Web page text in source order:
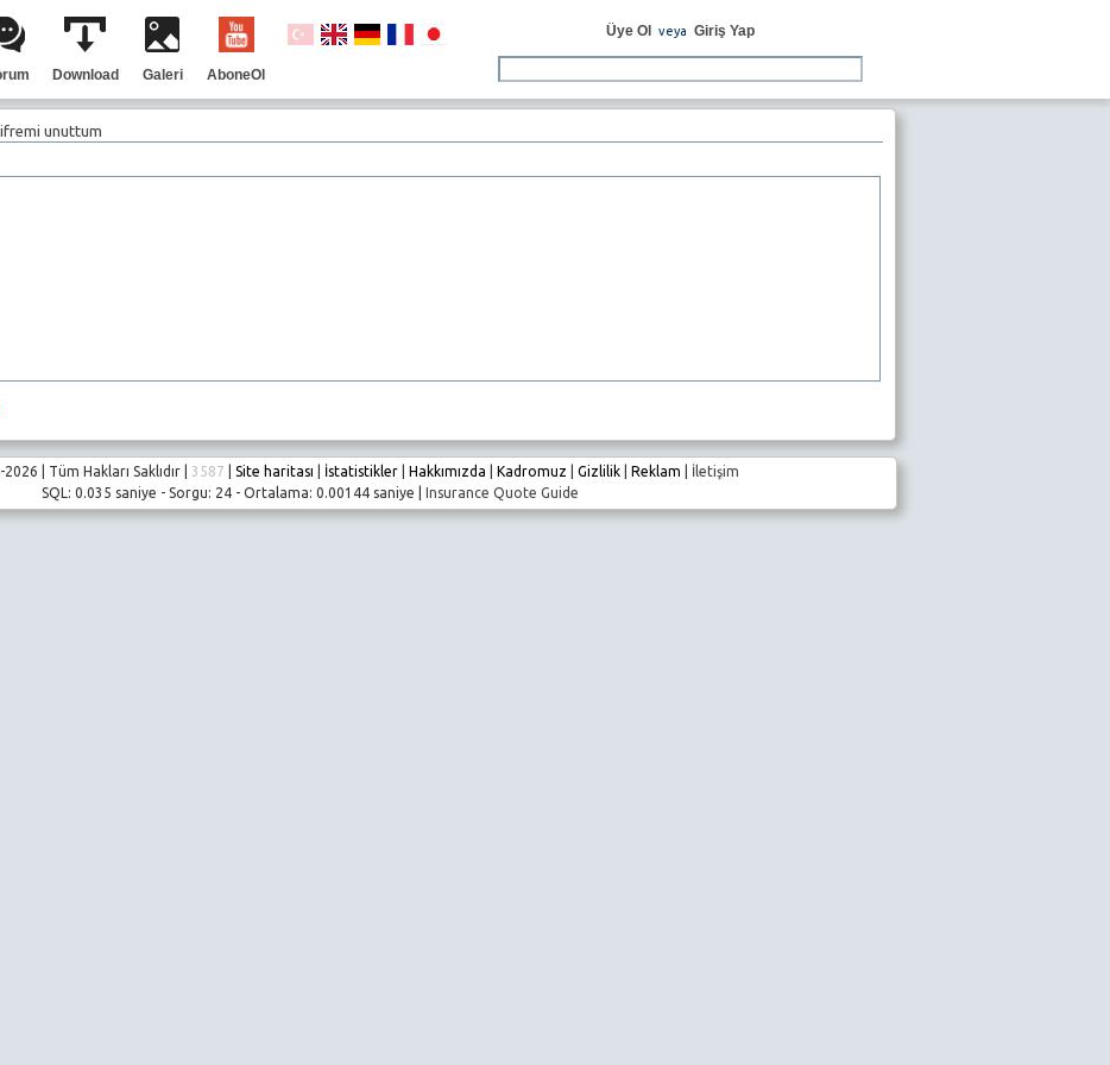
Download Galeri AboneOl
Üye Ol veya Giriş Yap
unuttum
| Tüm Hakları Saklıdır | 3587 Site haritası İstatistikler| Hakkımızda Kadromuz Gizlilik| Reklam
İletişim
SQL: 0.035 saniye - Sorgu: 24 - Ortalama: 0.00144 saniye |
Insurance Quote Guide